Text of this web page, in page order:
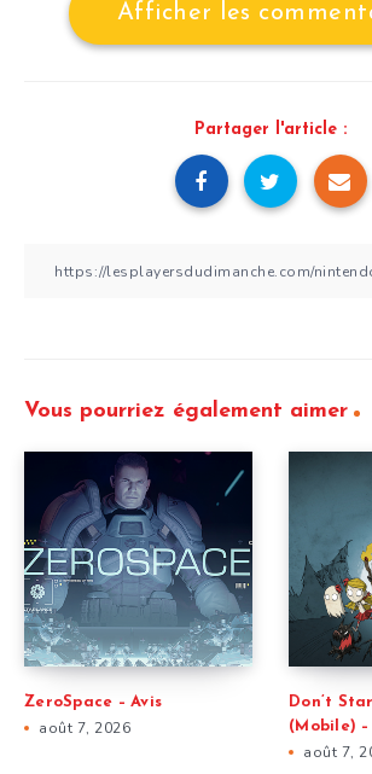
Afficher les
Partager l'article :
Vous pourriez également aimer
ZeroSpace – Avis
août 7, 2026
Don’t
(Mobile) –
août 7,